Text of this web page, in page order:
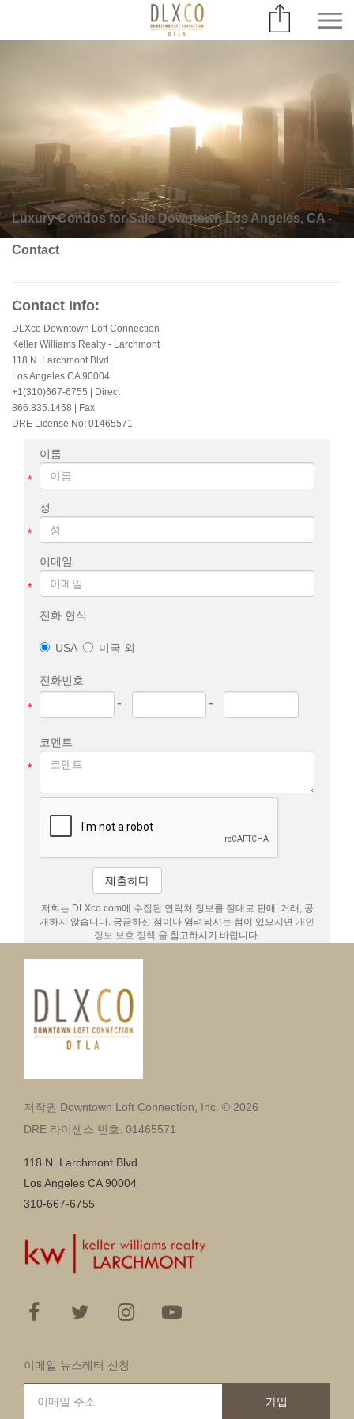
Luxury Condos for Sale Downtown Los Angeles, CA -
Contact
Contact Info:
DLXco Downtown Loft Connection
Keller Williams Realty - Larchmont
118 N. Larchmont Blvd.
Los Angeles CA 90004
+1(310)667-6755 | Direct
866.835.1458 | Fax
DRE License No: 01465571
이름
*
성
*
이메일
*
전화 형식
USA 미국 외
전화번호
* - -
코멘트
*
제출하다
저희는 DLXco.com에 수집된 연락처 정보를 절대로 판매, 거래, 공
개하지 않습니다. 궁금하신 점이나 염려되시는 점이 있으시면 개인
정보 보호 정책 을 참고하시기 바랍니다.
저작권 Downtown Loft Connection, Inc. © 2026
DRE 라이센스 번호: 01465571
118 N. Larchmont Blvd
Los Angeles CA 90004
310-667-6755
이메일 뉴스레터 신청
가입